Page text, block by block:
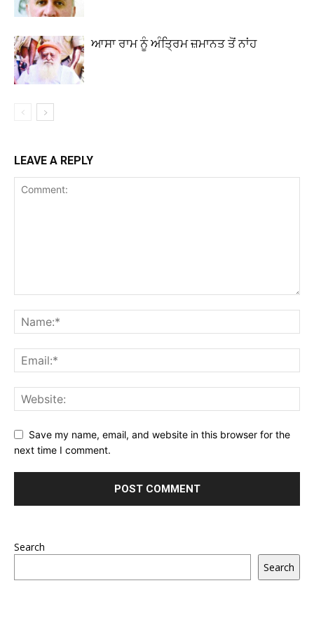
ਆਸਾ ਰਾਮ ਨੂੰ ਅੰਤ੍ਰਿਮ ਜ਼ਮਾਨਤ ਤੋਂ ਨਾਂਹ
LEAVE A REPLY
Save my name, email, and website in this browser for the
next time I comment.
Search
Search